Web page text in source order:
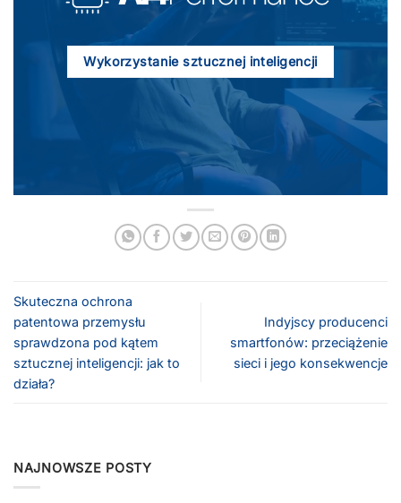
Wykorzystanie sztucznej inteligencji
Skuteczna ochrona
patentowa przemysłu
sprawdzona pod kątem
sztucznej inteligencji: jak to
działa?
Indyjscy producenci
smartfonów: przeciążenie
sieci i jego konsekwencje
NAJNOWSZE POSTY